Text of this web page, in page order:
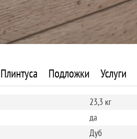
Плинтуса Подложки Услуги
23,3 кг
да
Дуб